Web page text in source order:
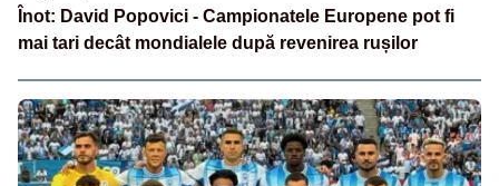
Înot: David Popovici - Campionatele Europene pot fi
mai tari decât mondialele după revenirea rușilor